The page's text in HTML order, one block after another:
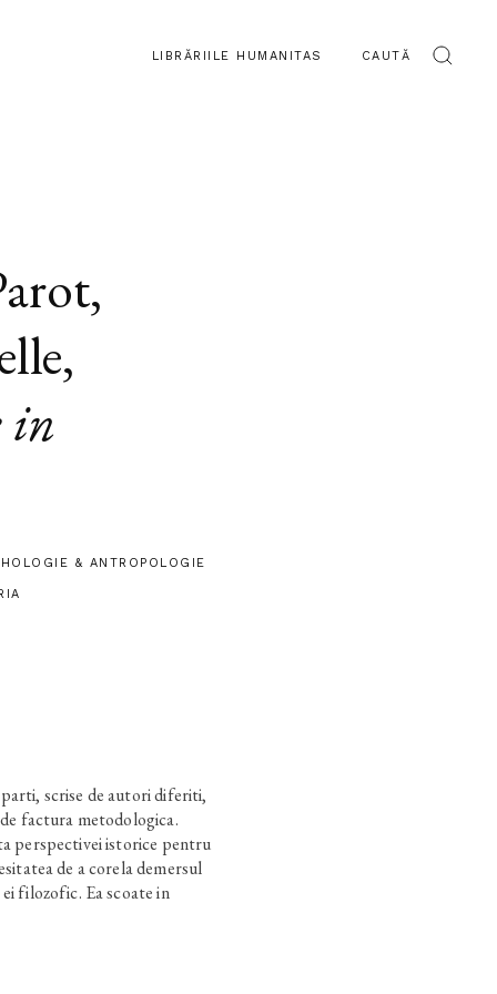
LIBRĂRIILE HUMANITAS CAUTĂ
,
,
in
& ANTROPOLOGIE
scrise de autori diferiti,
factura metodologica.
perspectivei istorice pentru
de a corela demersul
filozofic. Ea scoate in
a doua propune o
prin care